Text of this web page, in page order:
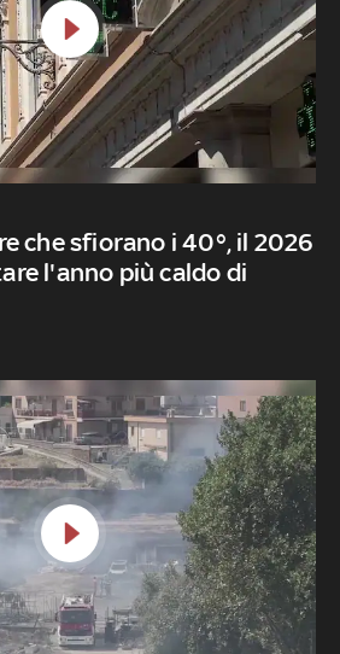
che sfiorano i 40°, il 2026
l'anno più caldo di